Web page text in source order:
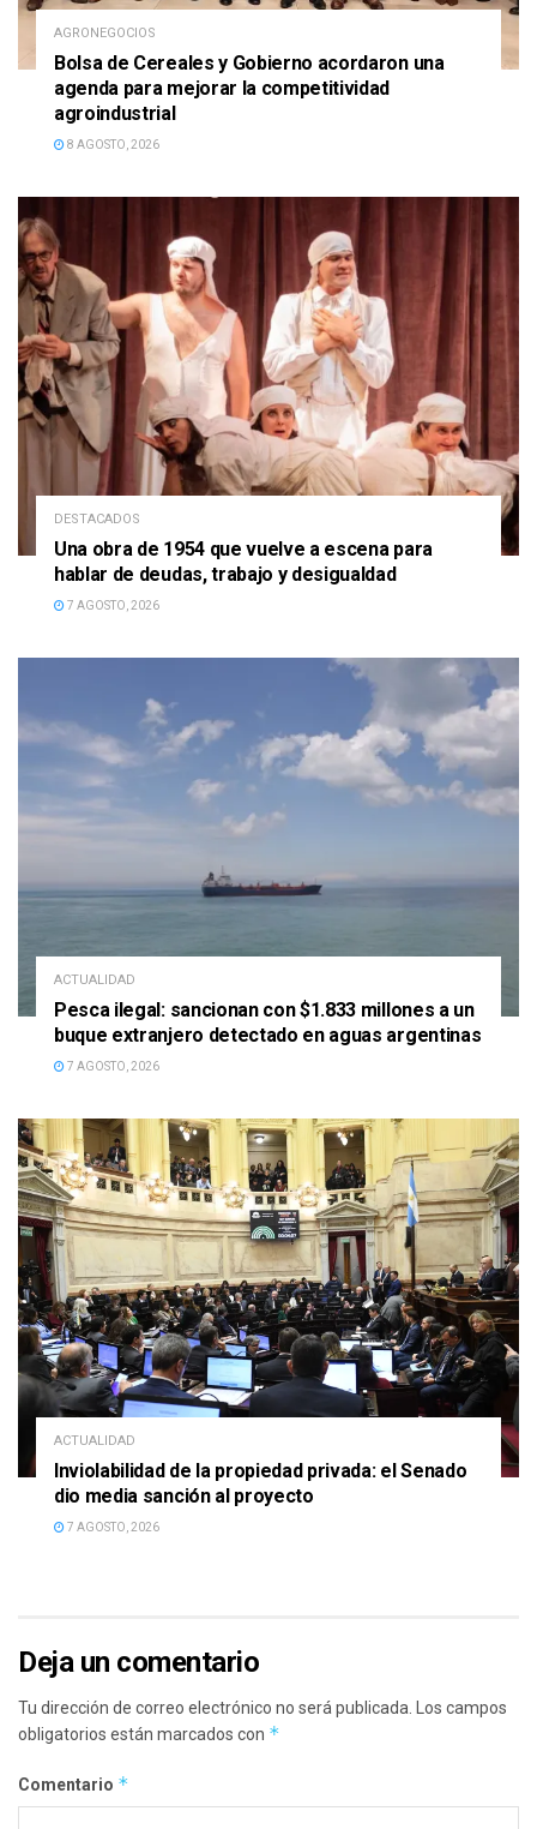
AGRONEGOCIOS
Bolsa de Cereales y Gobierno acordaron una
agenda para mejorar la competitividad
agroindustrial
8 AGOSTO, 2026
DESTACADOS
Una obra de 1954 que vuelve a escena para
hablar de deudas, trabajo y desigualdad
7 AGOSTO, 2026
ACTUALIDAD
Pesca ilegal: sancionan con $1.833 millones a un
buque extranjero detectado en aguas argentinas
7 AGOSTO, 2026
ACTUALIDAD
Inviolabilidad de la propiedad privada: el Senado
dio media sanción al proyecto
7 AGOSTO, 2026
Deja un comentario
Tu dirección de correo electrónico no será publicada.
Los campos
obligatorios están marcados con *
Comentario *